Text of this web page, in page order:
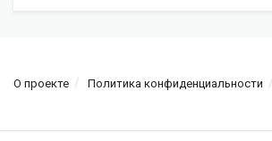
О проекте Политика конфиденциальности